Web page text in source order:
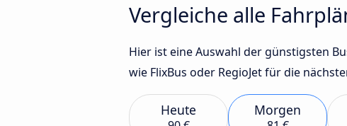
Vergleiche alle
Hier ist eine Auswahl der günstigsten
wie FlixBus oder RegioJet für die
Heute Morgen